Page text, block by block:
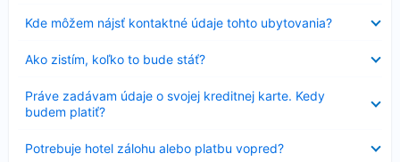
Kde môžem nájsť kontaktné údaje tohto ubytovania?
sa
Ako zistím, koľko to bude stáť?
sa
Práve zadávam údaje o svojej kreditnej karte. Kedy
budem platiť?
sa
Potrebuje hotel zálohu alebo platbu vopred?
sa